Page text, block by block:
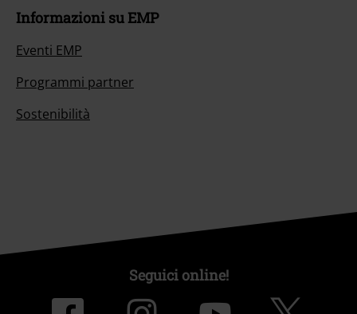
Informazioni su EMP
Eventi EMP
Programmi partner
Sostenibilità
Seguici online!